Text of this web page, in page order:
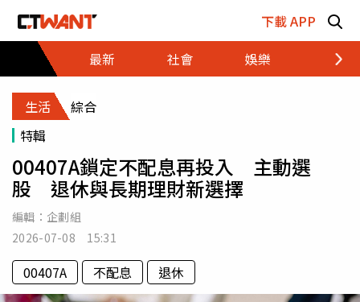
下載 APP
最新
社會 娛樂 財經
生活
綜合
特輯
00407A鎖定不配息再投入 主動選
股 退休與長期理財新選擇
編輯： 企劃組
2026-07-08 15:31
00407A 不配息 退休